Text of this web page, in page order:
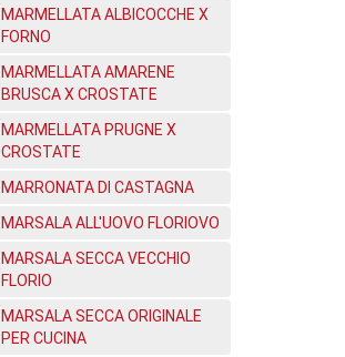
MARMELLATA ALBICOCCHE X
FORNO
MARMELLATA AMARENE
BRUSCA X CROSTATE
MARMELLATA PRUGNE X
CROSTATE
MARRONATA DI CASTAGNA
MARSALA ALL'UOVO FLORIOVO
MARSALA SECCA VECCHIO
FLORIO
MARSALA SECCA ORIGINALE
PER CUCINA